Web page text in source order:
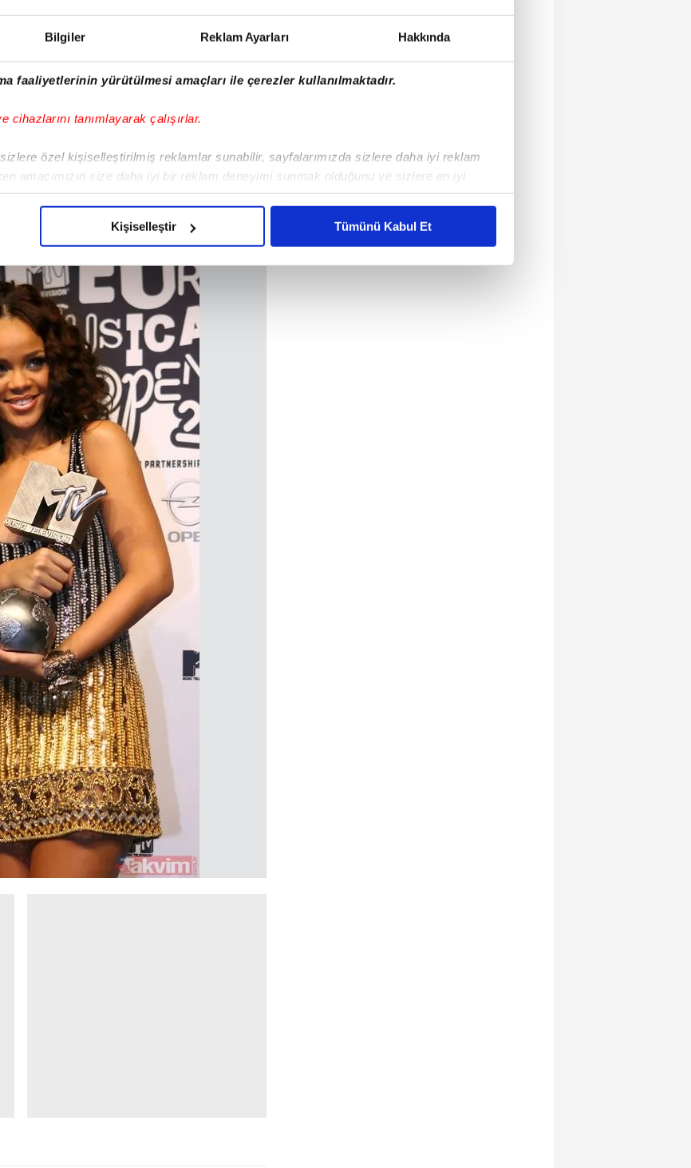
Bilgiler Reklam Ayarları Hakkında
faaliyetlerinin yürütülmesi amaçları ile çerezler kullanılmaktadır.
cihazlarını tanımlayarak çalışırlar.
özel kişiselleştirilmiş reklamlar sunabilir, sayfalarımızda sizlere daha iyi reklam
amacımızın size daha iyi bir reklam deneyimi sunmak olduğunu ve sizlere en iyi
gelen çabayı gösterdiğimizi ve bu noktada, reklamların maliyetlerimizi karşılamak
için İnternet Sitemizde kendimize ve üçüncü kişilere ait çerezler kullanılmaktadır. Bu
işlenmekte olup gerekli olan çerezler bilgi toplumu hizmetlerinin sunulması
sitemizin daha işlevsel kılınması ve kişiselleştirilmesi ve sizlere yönelik
amaçlarıyla sınırlı olarak açık rızanız dahilinde kullanılacaktır.
yer alan panel vasıtasıyla belirleyebilirsiniz. Çerezlere ilişkin detaylı bilgi için Ayarlar
Metnimiziziyaret edebilirsiniz.
Kanunu uyarınca hazırlanmış Aydınlatma Metnimizi okumak ve sitemizde ilgili
ilgili bilgi almak için lütfentıklayınız
Kişiselleştir Tümünü Kabul Et